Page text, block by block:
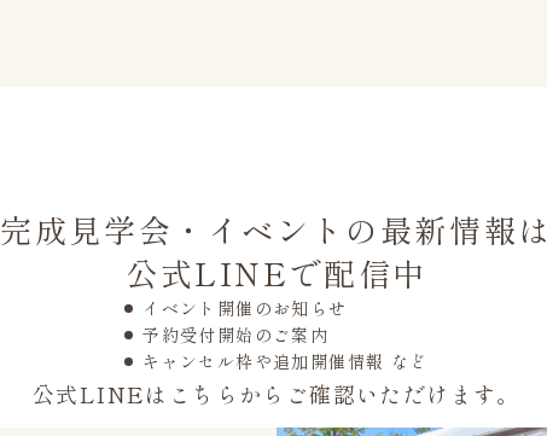
完成見学会・イベントの最新情報
公式LINEで配信中
イベント開催のお知らせ
予約受付開始のご案内
キャンセル枠や追加開催情報 など
公式LINEはこちらからご確認いただけます。